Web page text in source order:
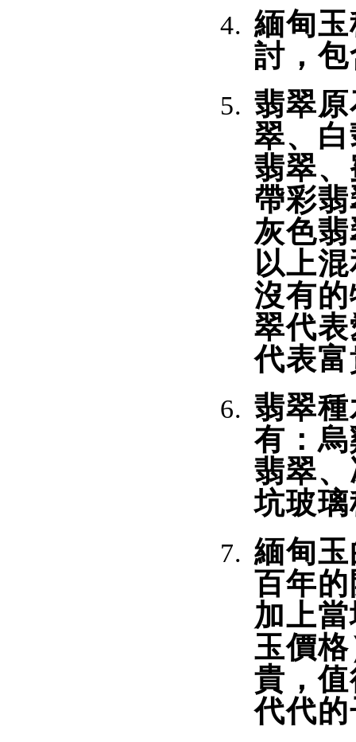
緬甸
討，
翡翠
翠、
翡翠
帶彩
灰色
以上
沒有
翠代
代表
翡翠
有：
翡翠
坑玻
緬甸
百年
加上
玉價
貴，
代代